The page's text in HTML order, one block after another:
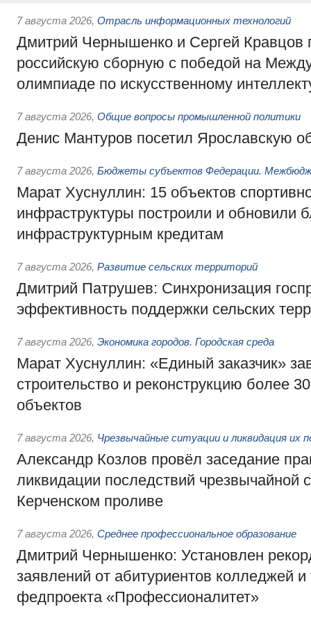
7 августа 2026, Отрасль информационных технологий
Дмитрий Чернышенко и Сергей Кравцов
российскую сборную с победой на
олимпиаде по искусственному
7 августа 2026, Общие вопросы промышленной политики
Денис Мантуров посетил Ярославскую
7 августа 2026, Бюджеты субъектов Федерации.
Марат Хуснуллин: 15 объектов
инфраструктуры построили и обновили
инфраструктурным кредитам
7 августа 2026, Развитие сельских территорий
Дмитрий Патрушев: Синхронизация
эффективность поддержки сельских
7 августа 2026, Экономика городов. Городская среда
Марат Хуснуллин: «Единый заказчик»
строительство и реконструкцию более
объектов
7 августа 2026, Чрезвычайные ситуации и ликвидация их
Александр Козлов провёл заседание
ликвидации последствий чрезвычайной
Керченском проливе
7 августа 2026, Среднее профессиональное образование
Дмитрий Чернышенко: Установлен
заявлений от абитуриентов колледжей и
федпроекта «Профессионалитет»